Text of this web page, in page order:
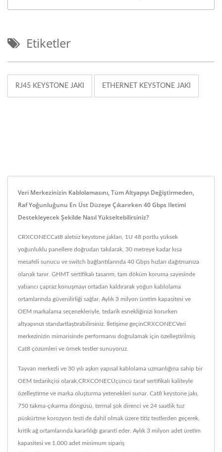
Etiketler
RJ45 KEYSTONE JAKI ETHERNET KEYSTONE JAKI
Veri Merkezinizin Kablolamasını, Tüm Altyapıyı Değiştirmeden,
Raf Yoğunluğunu En Üst Düzeye Çıkarırken 40 Gbps Iletimi
Destekleyecek Şekilde Nasıl Yükseltebilirsiniz?
CRXCONECCat8 aletsiz keystone jakları, 1U 48 portlu yüksek
yoğunluklu panellere doğrudan takılarak, 30 metreye kadar kısa
mesafeli sunucu ve switch bağlantılarında 40 Gbps hızları dağıtmanıza
olanak tanır. GHMT sertifikalı tasarım, tam döküm koruma sayesinde
yabancı çapraz konuşmayı ortadan kaldırarak yoğun kablolama
ortamlarında güvenilirliği sağlar. Aylık 3 milyon üretim kapasitesi ve
OEM markalama seçenekleriyle, tedarik esnekliğinizi korurken
altyapınızı standartlaştırabilirsiniz. İletişime geçinCRXCONECVeri
merkezinizin mimarisinde performansı doğrulamak için özelleştirilmiş
Cat8 çözümleri ve örnek testler sunuyoruz.
Tayvan merkezli ve 30 yılı aşkın yapısal kablolama uzmanlığına sahip bir
OEM tedarikçisi olarak,CRXCONECÜçüncü taraf sertifikalı kaliteyle
özelleştirme ve marka oluşturma yetenekleri sunar. Cat8 keystone jakı,
750 takma-çıkarma döngüsü, termal şok direnci ve 24 saatlik tuz
püskürtme korozyon testi de dahil olmak üzere titiz testlerden geçerek,
kritik ağ ortamlarında kararlılığı garanti eder. Aylık 3 milyon adet üretim
kapasitesi ve 1.000 adet minimum sipariş